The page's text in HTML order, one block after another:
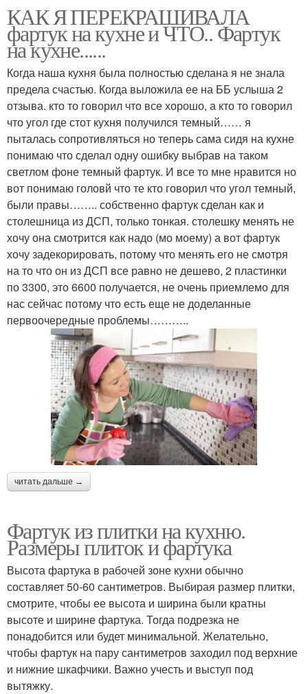
КАК Я ПЕРЕКРАШИВАЛА
фартук на кухне и ЧТО.. Фартук
на кухне......
Когда наша кухня была полностью сделана я не знала
предела счастью. Когда выложила ее на ББ услыша 2
отзыва. кто то говорил что все хорошо, а кто то говорил
что угол где стот кухня получился темный…… я
пыталась сопротивляться но теперь сама сидя на кухне
понимаю что сделал одну ошибку выбрав на таком
светлом фоне темный фартук. И все то мне нравится но
вот понимаю головй что те кто говорил что угол темный,
были правы…….. собственно фартук сделан как и
столешница из ДСП, только тонкая. столешку менять не
хочу она смотрится как надо (мо моему) а вот фартук
хочу задекорировать, потому что менять его не смотря
на то что он из ДСП все равно не дешево, 2 пластинки
по 3300, это 6600 получается, не очень приемлемо для
нас сейчас потому что есть еще не доделанные
первоочередные проблемы………..
читать дальше →
Фартук из плитки на кухню.
Размеры плиток и фартука
Высота фартука в рабочей зоне кухни обычно
составляет 50-60 сантиметров. Выбирая размер плитки,
смотрите, чтобы ее высота и ширина были кратны
высоте и ширине фартука. Тогда подрезка не
понадобится или будет минимальной. Желательно,
чтобы фартук на пару сантиметров заходил под верхние
и нижние шкафчики. Важно учесть и выступ под
вытяжку.